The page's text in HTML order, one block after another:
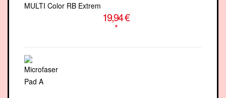
MULTI Color RB Extrem
19,94 €
*